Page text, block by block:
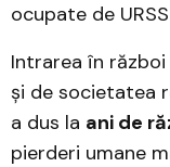
ocupate de
Intrarea în
și de societatea
a dus la ani de
pierderi umane